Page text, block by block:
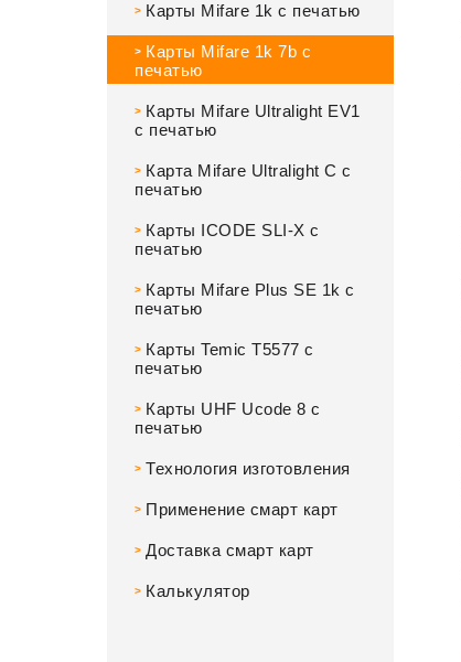
> Карты Mifare 1k с печатью
> Карты Mifare 1k 7b с
печатью
> Карты Mifare Ultralight EV1
с печатью
> Карта Mifare Ultralight C с
печатью
> Карты ICODE SLI-X с
печатью
> Карты Mifare Plus SE 1k с
печатью
> Карты Temic T5577 с
печатью
> Карты UHF Ucode 8 с
печатью
> Технология изготовления
> Применение смарт карт
> Доставка смарт карт
> Калькулятор